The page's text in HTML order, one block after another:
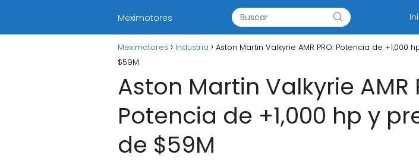
Meximotores
Meximotores Industria
Aston Martin Valkyrie AMR PRO: Potencia de +1,000
$59M
Aston Martin Valkyrie AMR
Potencia de +1,000 hp y
de $59M